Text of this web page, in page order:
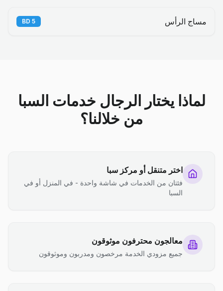
مساج الرأس 5
BD
لماذا يختار الرجال خدمات السبا
من خلالنا؟
اختر متنقل أو مركز سبا
فئتان من الخدمات في شاشة واحدة - في المنزل أو في
السبا
معالجون محترفون موثوقون
جميع مزودي الخدمة مرخصون ومدربون وموثوقون